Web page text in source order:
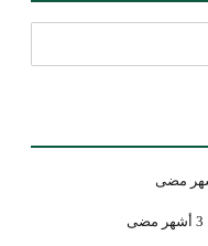
3 أشهر مضى